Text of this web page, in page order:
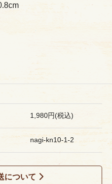
1,980円(税込)
nagi-kn10-1-2
について